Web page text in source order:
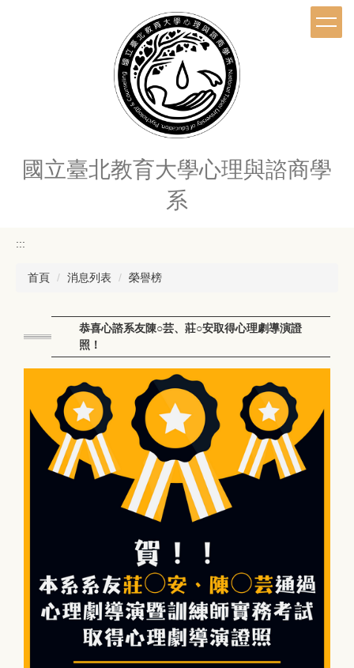
國立臺北教育大學心理與諮商學
系
:::
首頁 消息列表 榮譽榜
恭喜心諮系友陳○芸、莊○安取得心理劇導演證
照！